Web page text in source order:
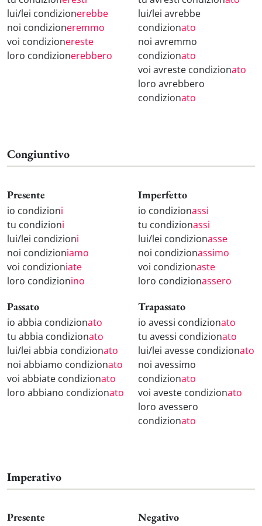
lui/lei condizionerebbe
noi condizioneremmo
voi condizionereste
loro condizionerebbero
lui/lei avrebbe
condizionato
noi avremmo
condizionato
voi avreste condizionato
loro avrebbero
condizionato
Congiuntivo
Presente
io condizioni
tu condizioni
lui/lei condizioni
noi condizioniamo
voi condizioniate
loro condizionino
Imperfetto
io condizionassi
tu condizionassi
lui/lei condizionasse
noi condizionassimo
voi condizionaste
loro condizionassero
Passato
io abbia condizionato
tu abbia condizionato
lui/lei abbia condizionato
noi abbiamo condizionato
voi abbiate condizionato
loro abbiano condizionato
Trapassato
io avessi condizionato
tu avessi condizionato
lui/lei avesse condizionato
noi avessimo
condizionato
voi aveste condizionato
loro avessero
condizionato
Imperativo
Presente Negativo